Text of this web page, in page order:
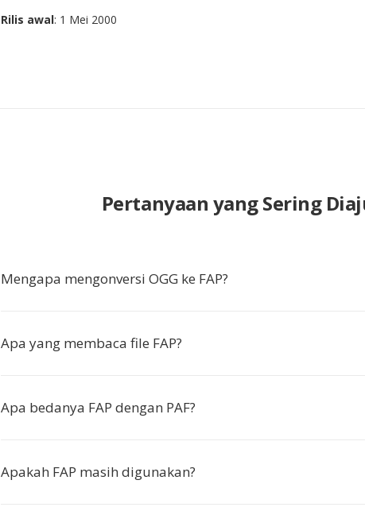
Rilis awal: 1 Mei 2000
Pertanyaan yang Sering
Mengapa mengonversi OGG ke FAP?
Apa yang membaca file FAP?
Apa bedanya FAP dengan PAF?
Apakah FAP masih digunakan?